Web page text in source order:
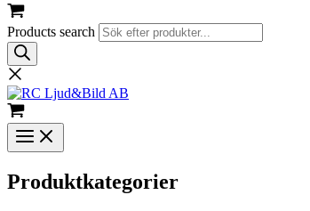
Products search
Produktkategorier